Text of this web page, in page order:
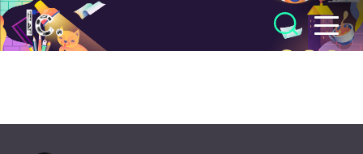
Illustratörcentrum